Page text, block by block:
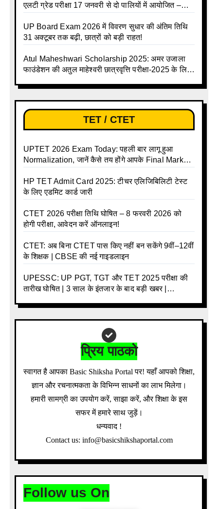
एलटी ग्रेड परीक्षा 17 जनवरी से दो पालियों में आयोजित –
UP Board Exam 2026 में विवरण सुधार की अंतिम तिथि
31 अक्टूबर तक बढ़ी, छात्रों को बड़ी राहत!
Atul Maheshwari Scholarship 2025: अमर उजाला
फाउंडेशन की अतुल माहेश्वरी छात्रवृत्ति परीक्षा-2025 के लिए
TET / CTET
UPTET 2026 Exam Today: पहली बार लागू हुआ
Normalization, जानें कैसे तय होंगे आपके Final Marks
HP TET Admit Card 2025: टीचर एलिजिबिलिटी टेस्ट
के लिए एडमिट कार्ड जारी
CTET 2026 परीक्षा तिथि घोषित – 8 फरवरी 2026 को
होगी परीक्षा, आवेदन करें ऑनलाइन!
CTET: अब बिना CTET पास किए नहीं बन सकेंगे 9वीं–12वीं
के शिक्षक | CBSE की नई गाइडलाइन
UPESSC: UP PGT, TGT और TET 2025 परीक्षा की
तारीख घोषित | 3 साल के इंतजार के बाद बड़ी खबर |
प्रिय पाठको
स्वागत है आपका Basic Shiksha Portal पर! यहाँ आपको शिक्षा,
ज्ञान और रचनात्मकता के विभिन्न साधनों का लाभ मिलेगा।
हमारी सामग्री का उपयोग करें, साझा करें, और शिक्षा के इस
सफर में हमारे साथ जुड़ें।
धन्यवाद !
Contact us: info@basicshikshaportal.com
Follow us On